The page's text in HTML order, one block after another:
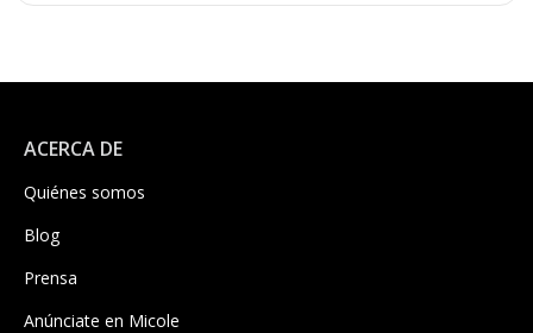
ACERCA DE
Quiénes somos
Blog
Prensa
Anúnciate en Micole